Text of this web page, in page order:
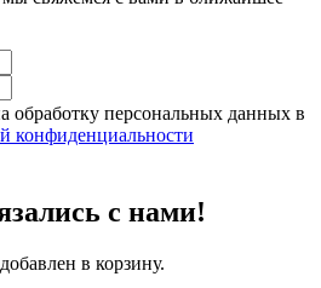
обработку персональных данных в
конфиденциальности
с нами!
в корзину.